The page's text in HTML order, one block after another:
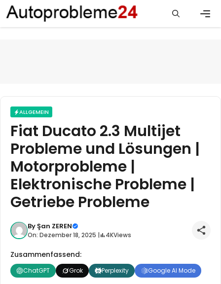
Zum
Inhalt
springen
ALLGEMEIN
Fiat Ducato 2.3 Multijet
Probleme und Lösungen |
Motorprobleme |
Elektronische Probleme |
Getriebe Probleme
ByŞan ZEREN
On: Dezember 18, 2025 | 4KViews
Zusammenfassend:
ChatGPT Grok Perplexity Google AI Mode